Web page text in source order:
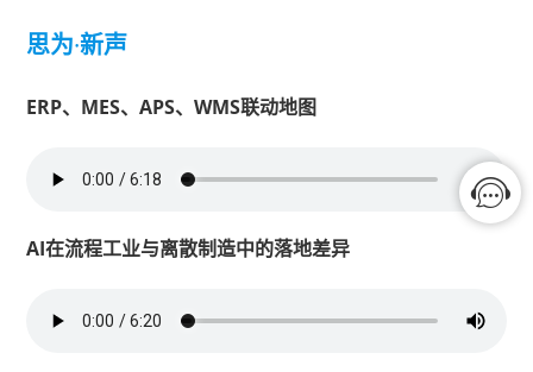
思为·新声
ERP、MES、APS、WMS联动地图
AI在流程工业与离散制造中的落地差异